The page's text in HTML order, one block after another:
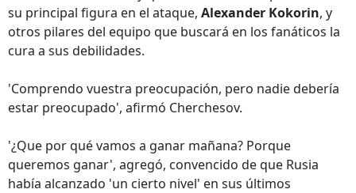
su principal figura en el ataque, Alexander Kokorin, y
otros pilares del equipo que buscará en los fanáticos la
cura a sus debilidades.
'Comprendo vuestra preocupación, pero nadie debería
estar preocupado', afirmó Cherchesov.
'¿Que por qué vamos a ganar mañana? Porque
queremos ganar', agregó, convencido de que Rusia
había alcanzado 'un cierto nivel' en sus últimos